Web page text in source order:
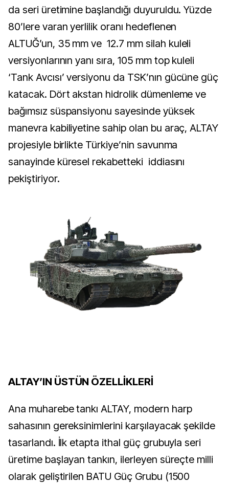
da seri üretimine başlandığı duyuruldu. Yüzde
80’lere varan yerlilik oranı hedeflenen
ALTUĞ’un, 35 mm ve 12.7 mm silah kuleli
versiyonlarının yanı sıra, 105 mm top kuleli
‘Tank Avcısı’ versiyonu da TSK’nın gücüne güç
katacak. Dört akstan hidrolik dümenleme ve
bağımsız süspansiyonu sayesinde yüksek
manevra kabiliyetine sahip olan bu araç, ALTAY
projesiyle birlikte Türkiye’nin savunma
sanayinde küresel rekabetteki iddiasını
pekiştiriyor.
ALTAY’IN ÜSTÜN ÖZELLİKLERİ
Ana muharebe tankı ALTAY, modern harp
sahasının gereksinimlerini karşılayacak şekilde
tasarlandı. İlk etapta ithal güç grubuyla seri
üretime başlayan tankın, ilerleyen süreçte milli
olarak geliştirilen BATU Güç Grubu (1500